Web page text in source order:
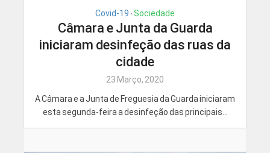
Covid-19 • Sociedade
Câmara e Junta da Guarda
iniciaram desinfeção das ruas da
cidade
23 Março, 2020
A Câmara e a Junta de Freguesia da Guarda iniciaram
esta segunda-feira a desinfeção das principais...